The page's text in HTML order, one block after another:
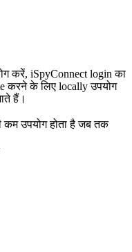
करें, iSpyConnect login का
करने के लिए locally उपयोग
हैं।
कम उपयोग होता है जब तक